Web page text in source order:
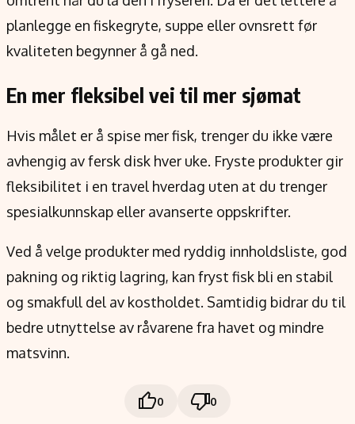
planlegge en fiskegryte, suppe eller ovnsrett før
kvaliteten begynner å gå ned.
En mer fleksibel vei til mer sjømat
Hvis målet er å spise mer fisk, trenger du ikke være
avhengig av fersk disk hver uke. Fryste produkter gir
fleksibilitet i en travel hverdag uten at du trenger
spesialkunnskap eller avanserte oppskrifter.
Ved å velge produkter med ryddig innholdsliste, god
pakning og riktig lagring, kan fryst fisk bli en stabil
og smakfull del av kostholdet. Samtidig bidrar du til
bedre utnyttelse av råvarene fra havet og mindre
matsvinn.
0 0